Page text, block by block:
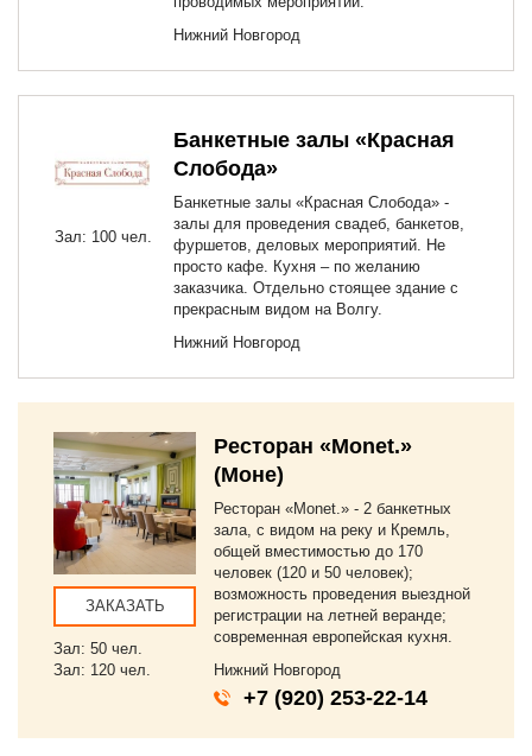
Нижний Новгород
Зал: 100 чел.
Банкетные залы «Красная
Слобода»
Банкетные залы «Красная Слобода» -
залы для проведения свадеб, банкетов,
фуршетов, деловых мероприятий. Не
просто кафе. Кухня – по желанию
заказчика. Отдельно стоящее здание с
прекрасным видом на Волгу.
Нижний Новгород
ЗАКАЗАТЬ
Зал: 50 чел.
Зал: 120 чел.
Ресторан «Monet.»
(Моне)
Ресторан «Monet.» - 2 банкетных
зала, с видом на реку и Кремль,
общей вместимостью до 170
человек (120 и 50 человек);
возможность проведения выездной
регистрации на летней веранде;
современная европейская кухня.
Нижний Новгород
+7 (920) 253-22-14